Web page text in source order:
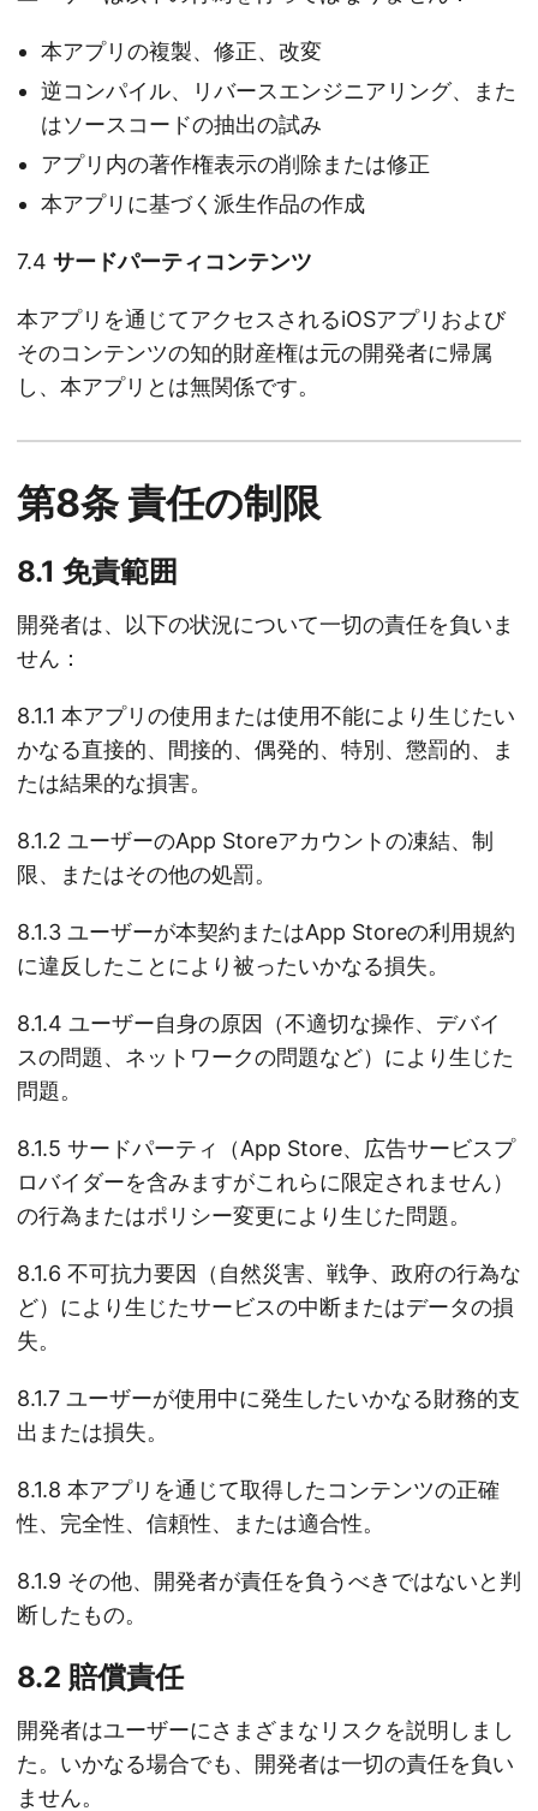
本アプリの複製、修正、改変
逆コンパイル、リバースエンジニアリング、また
はソースコードの抽出の試み
アプリ内の著作権表示の削除または修正
本アプリに基づく派生作品の作成
7.4 サードパーティコンテンツ
本アプリを通じてアクセスされるiOSアプリおよび
そのコンテンツの知的財産権は元の開発者に帰属
し、本アプリとは無関係です。
第8条 責任の制限
8.1 免責範囲
開発者は、以下の状況について一切の責任を負いま
せん：
8.1.1 本アプリの使用または使用不能により生じたい
かなる直接的、間接的、偶発的、特別、懲罰的、ま
たは結果的な損害。
8.1.2 ユーザーのApp Storeアカウントの凍結、制
限、またはその他の処罰。
8.1.3 ユーザーが本契約またはApp Storeの利用規約
に違反したことにより被ったいかなる損失。
8.1.4 ユーザー自身の原因（不適切な操作、デバイ
スの問題、ネットワークの問題など）により生じた
問題。
8.1.5 サードパーティ（App Store、広告サービスプ
ロバイダーを含みますがこれらに限定されません）
の行為またはポリシー変更により生じた問題。
8.1.6 不可抗力要因（自然災害、戦争、政府の行為な
ど）により生じたサービスの中断またはデータの損
失。
8.1.7 ユーザーが使用中に発生したいかなる財務的支
出または損失。
8.1.8 本アプリを通じて取得したコンテンツの正確
性、完全性、信頼性、または適合性。
8.1.9 その他、開発者が責任を負うべきではないと判
断したもの。
8.2 賠償責任
開発者はユーザーにさまざまなリスクを説明しまし
た。いかなる場合でも、開発者は一切の責任を負い
ません。